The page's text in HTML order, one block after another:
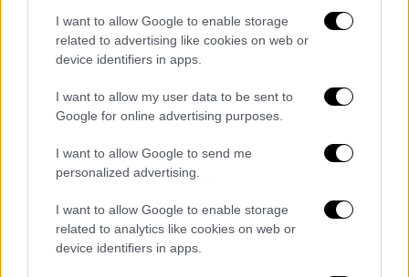
I want to allow Google to enable storage
related to advertising like cookies on web or
device identifiers in apps.
I want to allow my user data to be sent to
Google for online advertising purposes.
I want to allow Google to send me
personalized advertising.
I want to allow Google to enable storage
related to analytics like cookies on web or
device identifiers in apps.
Τα BAFTA TV Awards θα πραγματοποιηθούν
στις 11 Μαΐου στο Royal Festival Hall του
προσπαθήσει να επιβεβαιώσει τον τίτλο του
ως μία από τις σημαντικότερες σειρές της
χρονιάς.
Οι οκτώ υποψηφιότητες του «Baby